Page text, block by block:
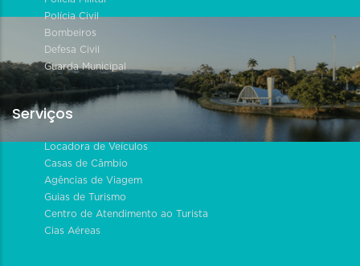
Polícia Civil
Bombeiros
Defesa Civil
Guarda Municipal
Serviços
Locadora de Veículos
Casas de Câmbio
Agências de Viagem
Guias de Turismo
Centro de Atendimento ao Turista
Cias Aéreas